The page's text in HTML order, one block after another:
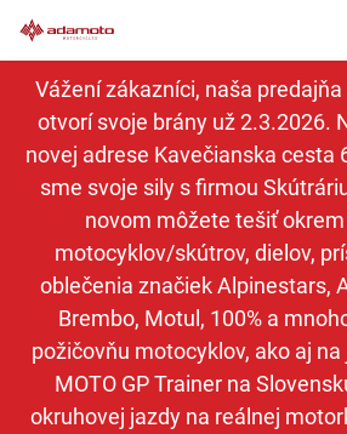
na
obsah
Vážení zákazníci, naša
otvorí svoje brány už 2.3.2026.
novej adrese Kavečianska cesta
sme svoje sily s firmou
novom môžete tešiť
motocyklov/skútrov, dielov,
oblečenia značiek Alpinestars,
Brembo, Motul, 100% a
požičovňu motocyklov, ako aj
MOTO GP Trainer na
okruhovej jazdy na reálnej